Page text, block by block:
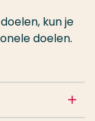
kun je
doelen.